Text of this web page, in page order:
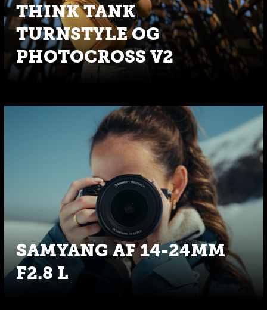
THINK TANK
TURNSTYLE OG
PHOTOCROSS V2
SAMYANG AF 14-24MM
F2.8 L